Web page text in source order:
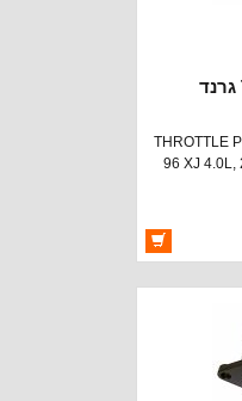
חיישן מצערת TPS גרנד
THROTTLE
96 XJ 4.0L,